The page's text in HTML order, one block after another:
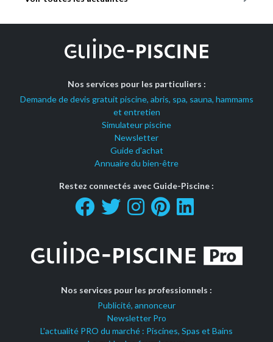
Nos services pour les particuliers :
Demande de devis gratuit piscine, abris, spa, sauna, hammams
et entretien
Simulateur piscine
Newsletter
Guide d'achat
Annuaire du bien-être
Restez connectés avec Guide-Piscine :
Nos services pour les professionnels :
Publicité, annonceur
Newsletter Pro
L'actualité PRO du marché : Piscines, Spas et Bains